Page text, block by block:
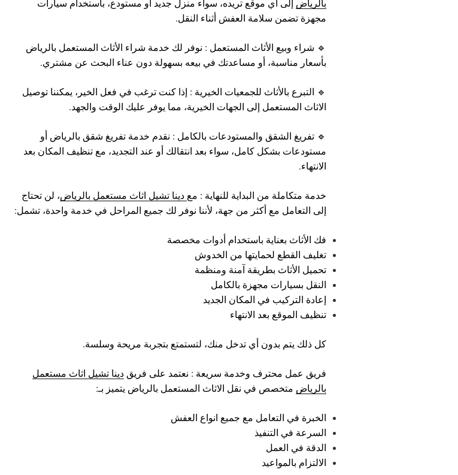
بالرياض إلى أي موقع تريده، سواء منزل جديد أو مستودع، باستخدام سيارات
مجهزة تضمن سلامة العفش أثناء النقل.
🔹 شراء وبيع الأثاث المستعمل : نوفر لك خدمة شراء الأثاث المستعمل بالرياض
بأسعار مناسبة، أو مساعدتك في بيعه بسهولة دون عناء البحث عن مشتري.
🔹 التبرع بالأثاث للجمعيات الخيرية : إذا كنت ترغب في فعل الخير، يمكننا توصيل
الاثاث المستعمل إلى الجهات الخيرية، مما يوفر عليك الوقت والجهد.
🔹 تفريغ الشقق والمستودعات بالكامل : نقدم خدمة تفريغ شقق بالرياض أو
مستودعات بشكل كامل، سواء بعد انتقالك أو عند التجديد، مع تنظيف المكان بعد
الانتهاء.
خدمة متكاملة من البداية للنهاية : مع دينا تشيل اثاث مستعمل بالرياض، لن تحتاج
إلى التعامل مع أكثر من جهة، لأننا نوفر لك جميع المراحل في خدمة واحدة، تشمل:
فك الأثاث بعناية باستخدام أدوات مخصصة
تغليف القطع لحمايتها من الخدوش
تحميل الأثاث بطريقة آمنة ومنظمة
النقل بسيارات مجهزة بالكامل
إعادة التركيب في المكان الجديد
تنظيف الموقع بعد الانتهاء
كل ذلك يتم بدون أي تدخل منك، لتستمتع بتجربة مريحة وسلسة.
فريق عمل محترف وخدمة سريعة : نعتمد على فريق دينا تشيل اثاث مستعمل
بالرياض متخصص في نقل الاثاث المستعمل بالرياض يتميز بـ:
الخبرة في التعامل مع جميع انواع العفش
السرعة في التنفيذ
الدقة في العمل
الالتزام بالمواعيد